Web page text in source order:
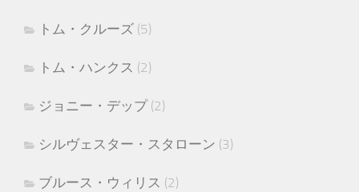
トム・クルーズ (5)
トム・ハンクス (2)
ジョニー・デップ(2)
シルヴェスター・スタローン (3)
ブルース・ウィリス (2)